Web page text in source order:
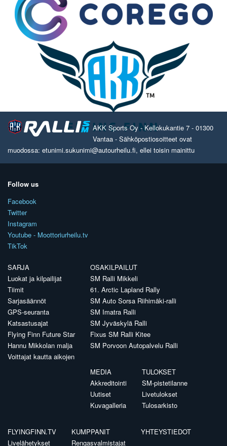
AKK Sports Oy - Kellokukantie 7 - 01300
Vantaa - Sähköpostiosoitteet ovat
muodossa: etunimi.sukunimi@autourheilu.fi, ellei toisin mainittu
Follow us
Facebook
Twitter
Instagram
Youtube - Moottoriurheilu.tv
TikTok
SARJA
Luokat ja kilpailijat
Tiimit
Sarjasäännöt
GPS-seuranta
Katsastusajat
Flying Finn Future Star
Hannu Mikkolan malja
Voittajat kautta aikojen
OSAKILPAILUT
SM Ralli Mikkeli
61. Arctic Lapland Rally
SM Auto Sorsa Riihimäki-ralli
SM Imatra Ralli
SM Jyväskylä Ralli
Fixus SM Ralli Kitee
SM Porvoon Autopalvelu Ralli
MEDIA
Akkreditointi
Uutiset
Kuvagalleria
TULOKSET
SM-pistetilanne
Livetulokset
Tulosarkisto
FLYINGFINN.TV
Livelähetykset
KUMPPANIT
Rengasvalmistajat
YHTEYSTIEDOT